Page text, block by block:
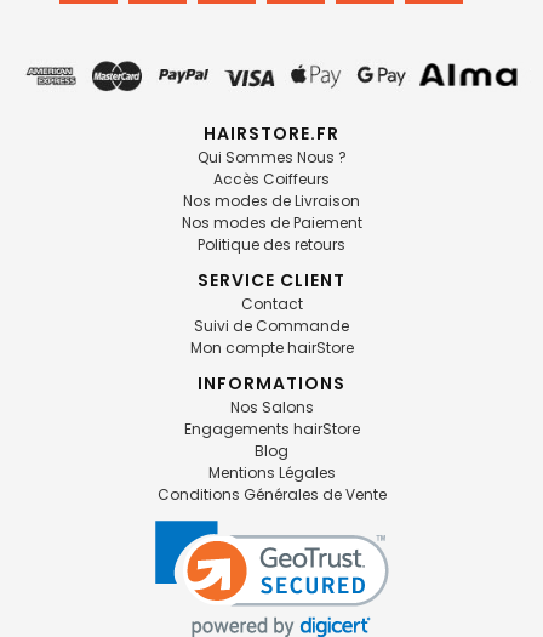
HAIRSTORE.FR
Qui Sommes Nous ?
Accès Coiffeurs
Nos modes de Livraison
Nos modes de Paiement
Politique des retours
SERVICE CLIENT
Contact
Suivi de Commande
Mon compte hairStore
INFORMATIONS
Nos Salons
Engagements hairStore
Blog
Mentions Légales
Conditions Générales de Vente